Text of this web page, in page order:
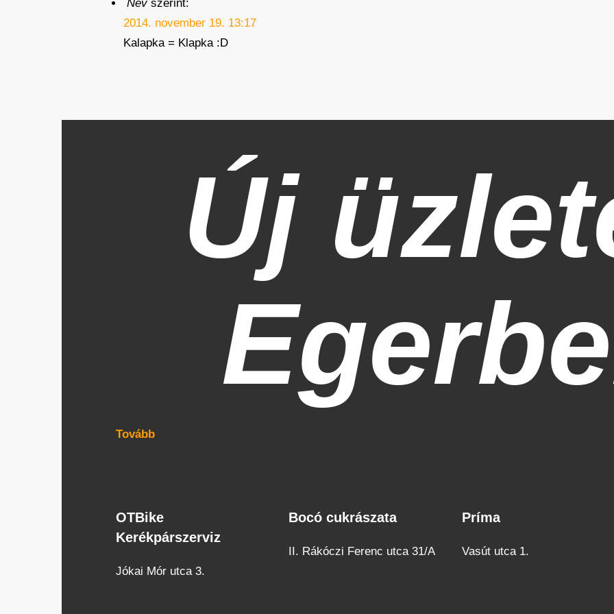
Név szerint:
2014. november 19. 13:17
Kalapka = Klapka :D
Új
Tovább
OTBike
Kerékpárszerviz
OTBike
Kerékpárszerviz
Jókai Mór utca 3.
Bocó
Bocó cukrászata
II. Rákóczi Ferenc utca 31/A
Príma
Príma
Vasút utca 1.